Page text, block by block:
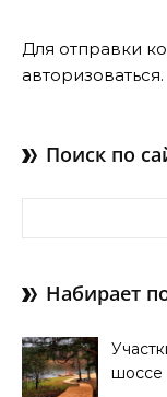
Для отправки
авторизоваться.
Поиск по
Набирает
шоссе